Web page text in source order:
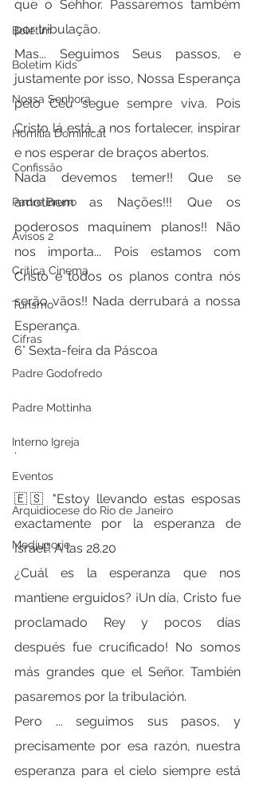
Boletim
Boletim Kids
Nossa Senhora
Homilia Dominical
Confissão
Padre Bruno
Avisos 2
Crítica Cinema
Turismo
Cifras
Padre Godofredo
Padre Mottinha
Interno Igreja
Eventos
Arquidiocese do Rio de Janeiro
Medjugorje
que o Senhor. Passaremos também
por tribulação.
Mas... Seguimos Seus passos, e
justamente por isso, Nossa Esperança
pelo Céu segue sempre viva. Pois
Cristo lá está, a nos fortalecer, inspirar
e nos esperar de braços abertos.
Nada devemos temer!! Que se
amotinem as Nações!!! Que os
poderosos maquinem planos!! Não
nos importa... Pois estamos com
Cristo e todos os planos contra nós
serão vãos!! Nada derrubará a nossa
Esperança.
6° Sexta-feira da Páscoa
.
.
🇪🇸 "Estoy llevando estas esposas
exactamente por la esperanza de
Israel". A las 28.20
¿Cuál es la esperanza que nos
mantiene erguidos? ¡Un día, Cristo fue
proclamado Rey y pocos días
después fue crucificado! No somos
más grandes que el Señor. También
pasaremos por la tribulación.
Pero ... seguimos sus pasos, y
precisamente por esa razón, nuestra
esperanza para el cielo siempre está